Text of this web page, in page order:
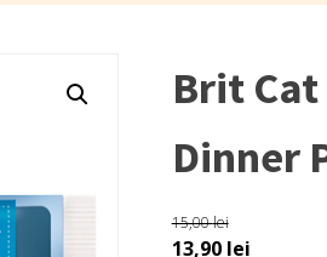
Brit
Dinner
15,00lei
Prețul
13,90 leiPrețul